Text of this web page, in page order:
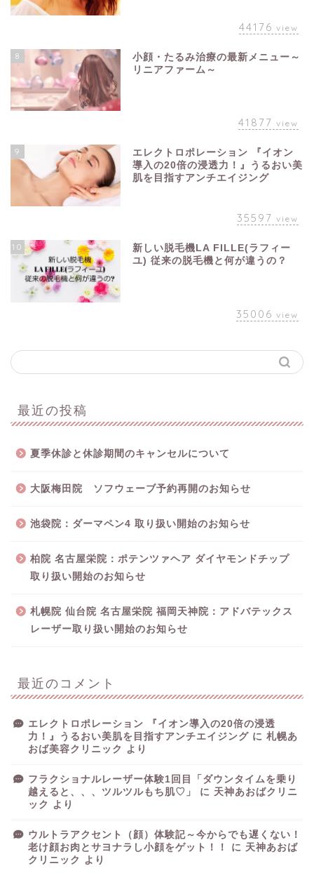
44176 view
8
小顔・たるみ治療の最新メニュー～
リニアファーム～
41877 view
9
エレクトロポレーション 『イオン
導入の20倍の浸透力！』うるおい美
肌を目指すアンチエイジング
35597 view
10
新しい脱毛機LA FILLE(ラフィー
ユ) 従来の脱毛機と何が違うの？
35006 view
最近の投稿
夏季休診と休診期間のキャンセルについて
大阪梅田院 ソフウェーブ予約再開のお知らせ
池袋院：ダーマペン4 取り扱い開始のお知らせ
柏院 名古屋栄院：ポテンツァヘア ダイヤモンドチップ
取り扱い開始のお知らせ
札幌院 仙台院 名古屋栄院 福岡天神院：アドバテックス
レーザー取り扱い開始のお知らせ
最近のコメント
エレクトロポレーション 『イオン導入の20倍の浸透
力！』うるおい美肌を目指すアンチエイジング に 札幌あ
おば美容クリニック
より
フラクショナルレーザー体験1回目「ダウンタイムを乗り
越えると、、、ツルツルもち肌♡」
に 天神あおばクリニ
ック
より
ウルトラアクセント（顔）体験記～今からでも遅くない！
老け顔お肉とサヨナラし小顔をゲット！！
に 天神あおば
クリニック
より